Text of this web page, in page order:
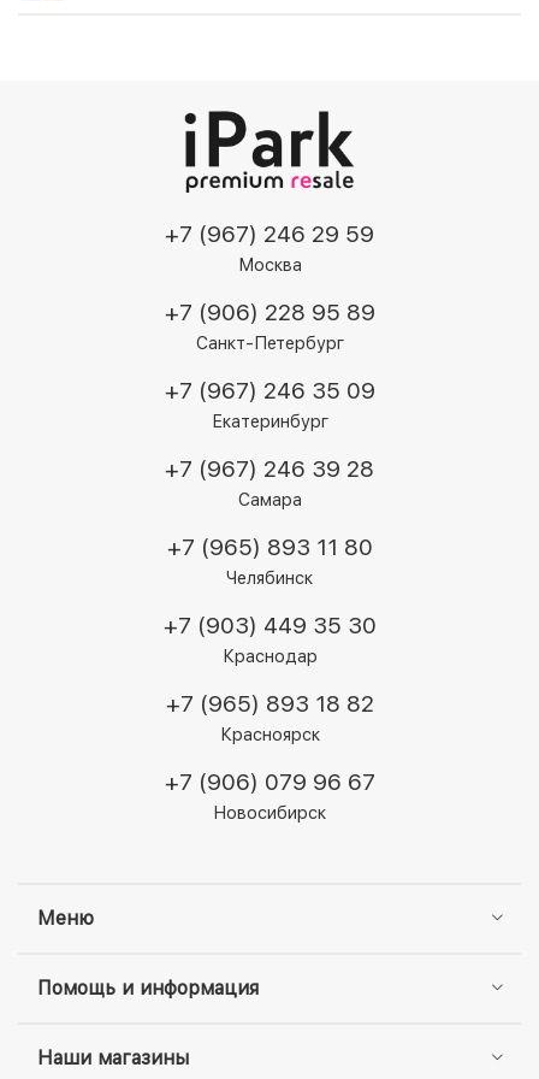
Меню
Помощь и информация
Наши магазины
+7 (967) 246 29 59
Москва
+7 (906) 228 95 89
Санкт-Петербург
+7 (967) 246 35 09
Екатеринбург
+7 (967) 246 39 28
Самара
+7 (965) 893 11 80
Челябинск
+7 (903) 449 35 30
Краснодар
+7 (965) 893 18 82
Красноярск
+7 (906) 079 96 67
Новосибирск